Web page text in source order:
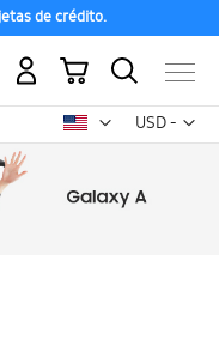
de crédito.
USD -
dólar
Mi carrito